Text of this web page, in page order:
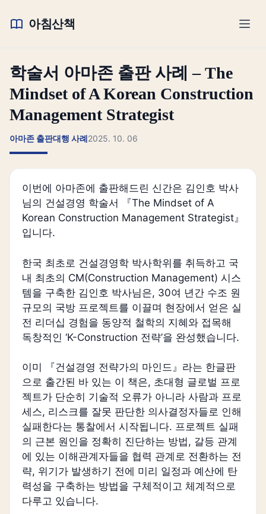
아침산책
학술서 아마존 출판 사례 – The
Mindset of A Korean Construction
Management Strategist
아마존 출판대행 사례2025. 10. 06
이번에 아마존에 출판해드린 신간은 김인호 박사
님의 건설경영 학술서 『The Mindset of A
Korean Construction Management Strategist』
입니다.
한국 최초로 건설경영학 박사학위를 취득하고 국
내 최초의 CM(Construction Management) 시스
템을 구축한 김인호 박사님은, 30여 년간 수조 원
규모의 국방 프로젝트를 이끌며 현장에서 얻은 실
전 리더십 경험을 동양적 철학의 지혜와 접목해
독창적인 ‘K-Construction 전략’을 완성했습니다.
이미 『건설경영 전략가의 마인드』라는 한글판
으로 출간된 바 있는 이 책은, 초대형 글로벌 프로
젝트가 단순히 기술적 오류가 아니라 사람과 프로
세스, 리스크를 잘못 판단한 의사결정자들로 인해
실패한다는 통찰에서 시작됩니다. 프로젝트 실패
의 근본 원인을 정확히 진단하는 방법, 갈등 관계
에 있는 이해관계자들을 협력 관계로 전환하는 전
략, 위기가 발생하기 전에 미리 일정과 예산에 탄
력성을 구축하는 방법을 구체적이고 체계적으로
다루고 있습니다.